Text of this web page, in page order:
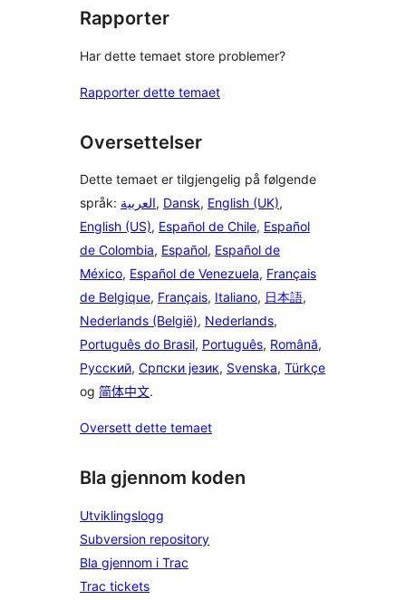
Rapporter
Har dette temaet store problemer?
Rapporter dette temaet
Oversettelser
Dette temaet er tilgjengelig på følgende
språk: العربية, Dansk, English (UK),
English (US), Español de Chile, Español
de Colombia, Español, Español de
México, Español de Venezuela, Français
de Belgique, Français, Italiano, 日本語,
Nederlands (België), Nederlands,
Português do Brasil, Português, Română,
Русский, Српски језик, Svenska, Türkçe
og 简体中文.
Oversett dette temaet
Bla gjennom koden
Utviklingslogg
Subversion repository
Bla gjennom i Trac
Trac tickets